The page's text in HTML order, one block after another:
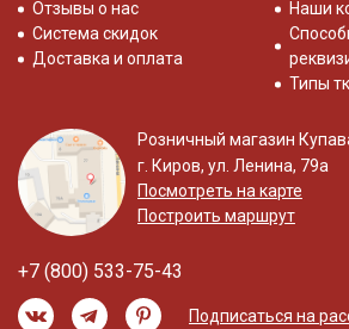
Цвет зависит от настроек монитора/
устройства, возможны расхождения в
фотографией изделия и оригиналом.
* Состав набора:
032664 Полулен "Черника - куст" (на
лен-30%, хл-70%, 147гр/м.кв, раппорт
032662 Полулен "Черника - веточки" (на
033264 Полулен цв.Суровый, ш.1.5м, лен-
147гр/м.кв
047822 Полулен постельный цв.Шалфей,
Отзывы о нас
Система скидок
Доставка и оплата
Наши
Типы
Розничный магазин
г. Киров, ул. Ленина, 79а
Посмотреть на карте
Построить маршрут
+7 (800) 533-75-43
Подписаться на